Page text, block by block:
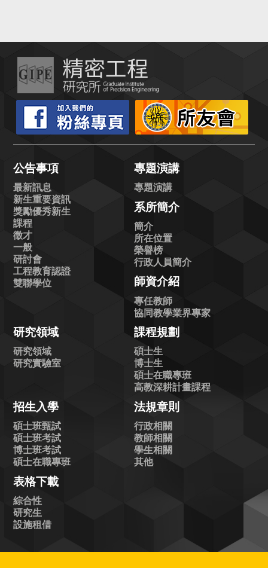
公告事項
最新訊息
新生重要資訊
獎勵優秀新生
課程
徵才
一般
研討會
工程教育認證
雙聯學位
專題演講
專題演講
系所簡介
簡介
所在位置
榮譽榜
行政人員簡介
師資介紹
專任教師
協同教學業界專家
研究領域
研究領域
研究實驗室
課程規劃
碩士生
博士生
碩士在職專班
高教深耕計畫課程
招生入學
碩士班甄試
碩士班考試
博士班考試
碩士在職專班
法規章則
行政相關
教師相關
學生相關
其他
表格下載
綜合性
研究生
設施租借